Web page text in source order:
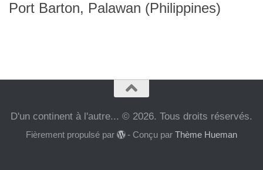
Port Barton, Palawan (Philippines)
D'un continent à l'autre... © 2026. Tous droits réservés.
Fièrement propulsé par - Conçu parThème Hueman